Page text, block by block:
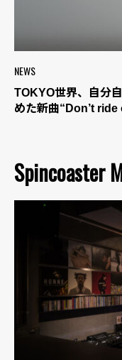
NEWS
TOKYO世界、自分
めた新曲“Don’t ride
Spincoaster